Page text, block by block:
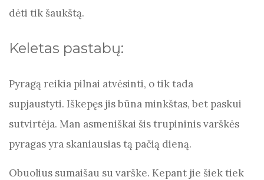
dėti tik šaukštą.
Keletas pastabų:
Pyragą reikia pilnai atvėsinti, o tik tada
supjaustyti. Iškepęs jis būna minkštas, bet paskui
sutvirtėja. Man asmeniškai šis trupininis varškės
pyragas yra skaniausias tą pačią dieną.
Obuolius sumaišau su varške. Kepant jie šiek tiek